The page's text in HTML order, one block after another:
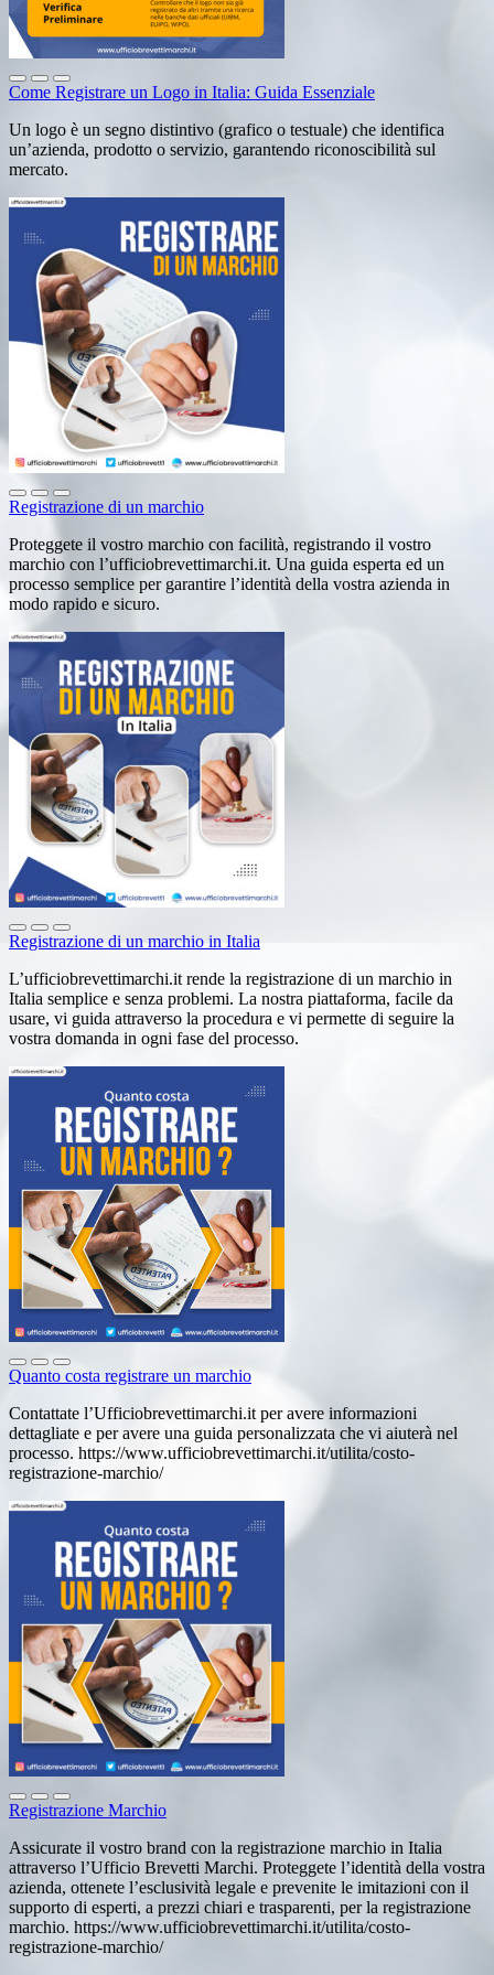
Come Registrare un Logo in Italia: Guida Essenziale
Un logo è un segno distintivo (grafico o testuale) che identifica
un’azienda, prodotto o servizio, garantendo riconoscibilità sul
mercato.
Registrazione di un marchio
Proteggete il vostro marchio con facilità, registrando il vostro
marchio con l’ufficiobrevettimarchi.it. Una guida esperta ed un
processo semplice per garantire l’identità della vostra azienda in
modo rapido e sicuro.
Registrazione di un marchio in Italia
L’ufficiobrevettimarchi.it rende la registrazione di un marchio in
Italia semplice e senza problemi. La nostra piattaforma, facile da
usare, vi guida attraverso la procedura e vi permette di seguire la
vostra domanda in ogni fase del processo.
Quanto costa registrare un marchio
Contattate l’Ufficiobrevettimarchi.it per avere informazioni
dettagliate e per avere una guida personalizzata che vi aiuterà nel
processo. https://www.ufficiobrevettimarchi.it/utilita/costo-
registrazione-marchio/
Registrazione Marchio
Assicurate il vostro brand con la registrazione marchio in Italia
attraverso l’Ufficio Brevetti Marchi. Proteggete l’identità della vostra
azienda, ottenete l’esclusività legale e prevenite le imitazioni con il
supporto di esperti, a prezzi chiari e trasparenti, per la registrazione
marchio. https://www.ufficiobrevettimarchi.it/utilita/costo-
registrazione-marchio/